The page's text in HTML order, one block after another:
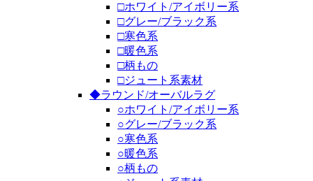
□ホワイト/アイボリー系
□グレー/ブラック系
□寒色系
□暖色系
□柄もの
□ジュート系素材
◆ラウンド/オーバルラグ
○ホワイト/アイボリー系
○グレー/ブラック系
○寒色系
○暖色系
○柄もの